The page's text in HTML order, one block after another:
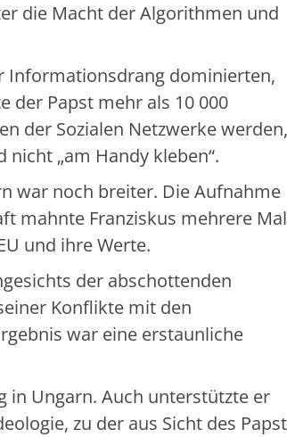
die Macht der Algorithmen und
Informationsdrang dominierten,
der Papst mehr als 10 000
der Sozialen Netzwerke werden,
„am Handy kleben“.
war noch breiter. Die Aufnahme
mahnte Franziskus mehrere
und ihre Werte.
der abschottenden
Konflikte mit den
war eine erstaunliche
in Ungarn. Auch unterstützte er
zu der aus Sicht des